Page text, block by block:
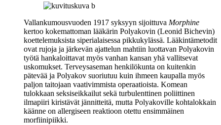
Vallankumousvuoden 1917 syksyyn sijoittuva Morphine
kertoo kokemattoman lääkärin Polyakovin (Leonid Bichevin)
koettelemuksista siperialaisessa pikkukylässä. Lääkintämetodit
ovat rujoja ja järkevän ajattelun mahtiin luottavan Polyakovin
työtä hankaloittavat myös vanhan kansan yhä vallitsevat
uskomukset. Terveysaseman henkilökunta on kuitenkin
pätevää ja Polyakov suoriutuu kuin ihmeen kaupalla myös
paljon taitojaan vaativimmista operaatioista. Komean
tulokkaan seksiseikkailut sekä turbulenttinen poliittinen
ilmapiiri kiristävät jännitteitä, mutta Polyakoville kohtalokkain
käänne on allergiseen reaktioon otettu ensimmäinen
morfiinipiikki.